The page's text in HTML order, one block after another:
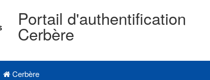
Portail d'authentification
Cerbère
Cerbère